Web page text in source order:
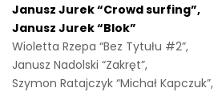
Janusz Jurek “Crowd surfing”,
Janusz Jurek “Blok”
Wioletta Rzepa “Bez Tytułu #2”,
Janusz Nadolski “Zakręt”,
Szymon Ratajczyk “Michał Kapczuk”,